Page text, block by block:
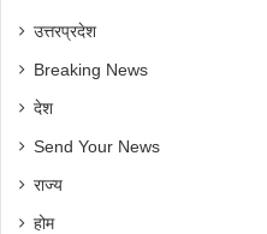
उत्तरप्रदेश
Breaking News
देश
Send Your News
राज्य
होम